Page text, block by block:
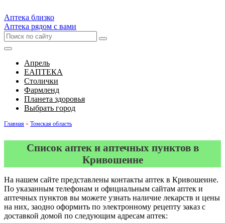
Аптека близко
Аптека рядом с вами
Апрель
ЕАПТЕКА
Столички
Фармленд
Планета здоровья
Выбрать город
Главная » Томская область
Список аптек и аптечных пунктов в
Кривошеине
На нашем сайте представлены контакты аптек в Кривошеине.
По указанным телефонам и официальным сайтам аптек и
аптечных пунктов вы можете узнать наличие лекарств и цены
на них, заодно оформить по электронному рецепту заказ с
доставкой домой по следующим адресам аптек: